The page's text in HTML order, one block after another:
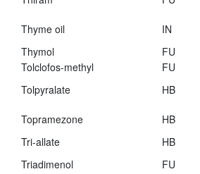
Thyme oil
IN
Thymol
FU
Tolclofos-methyl
FU
Tolpyralate
HB
Topramezone
HB
Tri-allate
HB
Triadimenol
FU